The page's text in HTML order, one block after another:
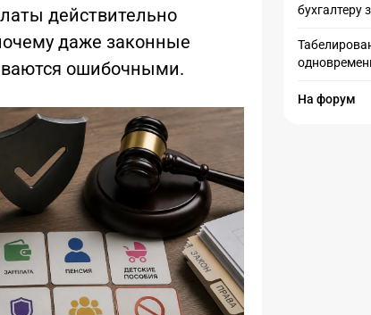
действительно
даже законные
ошибочными.
бухгалтеру
На форум